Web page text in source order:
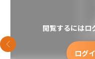
閲覧するにはロ
ログ
前のスライド